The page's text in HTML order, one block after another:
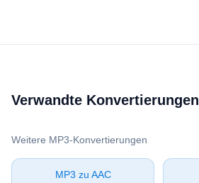
Verwandte Konvertierungen
Weitere ⁦MP3⁩-Konvertierungen
⁦MP3⁩ zu ⁦AAC⁩